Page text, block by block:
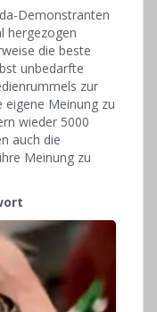
Demonstranten
hergezogen
die beste
unbedarfte
zur
Meinung zu
wieder 5000
auch die
Meinung zu